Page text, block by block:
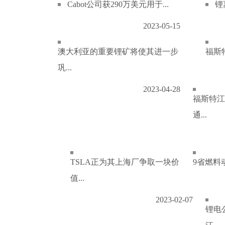
Cabot公司获290万美元用于...
2023-05-15
锂
澳大利亚的重要锂矿将使其进一步
巩...
2023-04-28
福斯
福斯特
通...
TSLA正为其上海厂争取一块价
值...
2023-02-07
9省燃料
锂电